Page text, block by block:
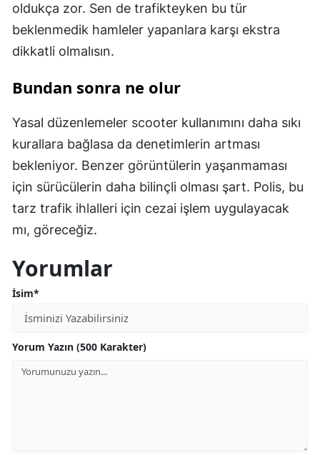
oldukça zor. Sen de trafikteyken bu tür
beklenmedik hamleler yapanlara karşı ekstra
dikkatli olmalısın.
Bundan sonra ne olur
Yasal düzenlemeler scooter kullanımını daha sıkı
kurallara bağlasa da denetimlerin artması
bekleniyor. Benzer görüntülerin yaşanmaması
için sürücülerin daha bilinçli olması şart. Polis, bu
tarz trafik ihlalleri için cezai işlem uygulayacak
mı, göreceğiz.
Yorumlar
İsim*
Yorum Yazın (500 Karakter)